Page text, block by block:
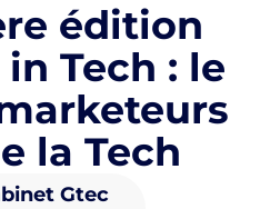
édition
Tech : le
la Tech
Gtec